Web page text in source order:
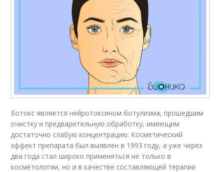
Ботокс является нейротоксином ботулизма, прошедшим
очистку и предварительную обработку, имеющим
достаточно слабую концентрацию. Косметический
эффект препарата был выявлен в 1993 году, а уже через
два года стал широко применяться не только в
косметологии, но и в качестве составляющей терапии